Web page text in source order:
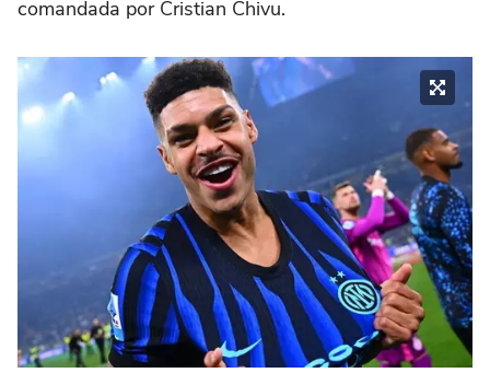
comandada por Cristian Chivu.